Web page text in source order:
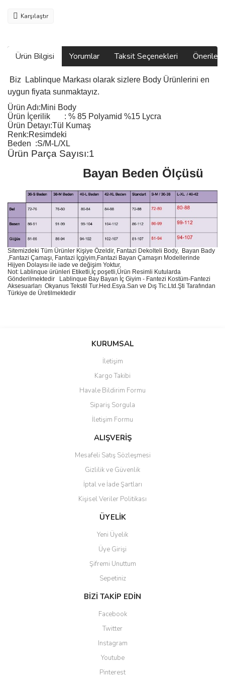
Karşılaştır
Ürün Bilgisi Yorumlar Taksit Seçenekleri
Biz Lablinque Markası olarak sizlere Body Ürünlerini en
uygun fiyata sunmaktayız.
Ürün Adı:Mini Body
Ürün İçerilik : % 85 Polyamid %15 Lycra
Ürün Detayı:Tül Kumaş
Renk:Resimdeki
Beden :S/M-L/XL
Ürün Parça Sayısı:1
Bayan Beden Ölçüsü
Sitemizdeki Tüm Ürünler Kişiye Özeldir, Fantazi Dekolteli Body, Bayan Bady
,Fantazi Çamaşı, Fantazi İçgiyim,Fantazi Bayan Çamaşırı Modellerinde
Hijyen Dolayısı ile iade ve değişim Yoktur,
Not: Lablinque ürünleri Etiketli,İç poşetli,Ürün Resimli Kutularda
Gönderilmektedir
Lablinque Bay Bayan ç Giyim - Fantezi Kostüm-Fantezi
Aksesuarları Okyanus Tekstil Tur.Hed.Esya.San ve Dış Tic.Ltd.Şti Tarafından
Türkiye de Üretilmektedir
Bu ürüne ilk yorumu siz yapın!
Ürün resmi kalitesiz, bozuk veya görüntülenemiyor.
Ürün açıklamasında eksik bilgiler bulunuyor.
Ürün bilgilerinde hatalar bulunuyor.
Ürün fiyatı diğer sitelerden daha pahalı.
Bu ürüne benzer farklı alternatifler olmalı.
Gönder
KURUMSAL
İletişim
Kargo Takibi
Havale Bildirim Formu
Sipariş Sorgula
İletişim Formu
ALIŞVERİŞ
Mesafeli Satış Sözleşmesi
Gizlilik ve Güvenlik
İptal ve İade Şartları
Kişisel Veriler Politikası
ÜYELİK
Yeni Üyelik
Üye Girişi
Şifremi Unuttum
Sepetiniz
BİZİ TAKİP EDİN
Facebook
Twitter
Instagram
Youtube
Pinterest